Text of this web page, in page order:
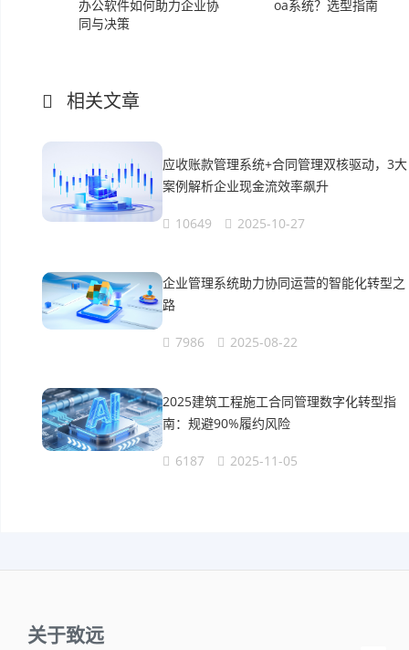
办公软件如何助力企业协
同与决策
oa系统？选型指南
相关文章
应收账款管理系统+合同管理双核驱动，3大
案例解析企业现金流效率飙升
10649 2025-10-27
企业管理系统助力协同运营的智能化转型之
路
7986 2025-08-22
2025建筑工程施工合同管理数字化转型指
南：规避90%履约风险
6187 2025-11-05
关于致远